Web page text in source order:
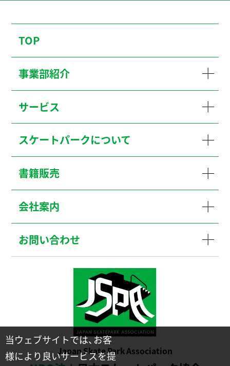
Japan Skate Park Association
TOP
事業部紹介
サービス
スケートパークについて
書籍販売
会社案内
お問い合わせ
当ウェブサイトでは、お客
様により良いサービスを提